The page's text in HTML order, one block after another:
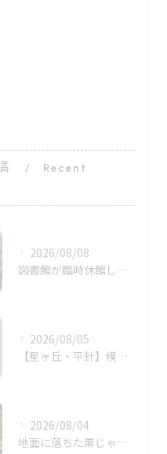
Recent
2026/08/08
図書館が臨時休館したトコジラミ問題とは？家庭でも注意｜天白区塩釜口
2026/08/05
【星ヶ丘・平針】模様替えで気付いた…コンセントの「消えない黒い点」｜トコジラミのサインかもしれません
2026/08/04
地面に落ちた巣じゃない！？地面、土の中に作られたスズメバチの巣に要注意【名古屋市天白区・梅森台周辺】